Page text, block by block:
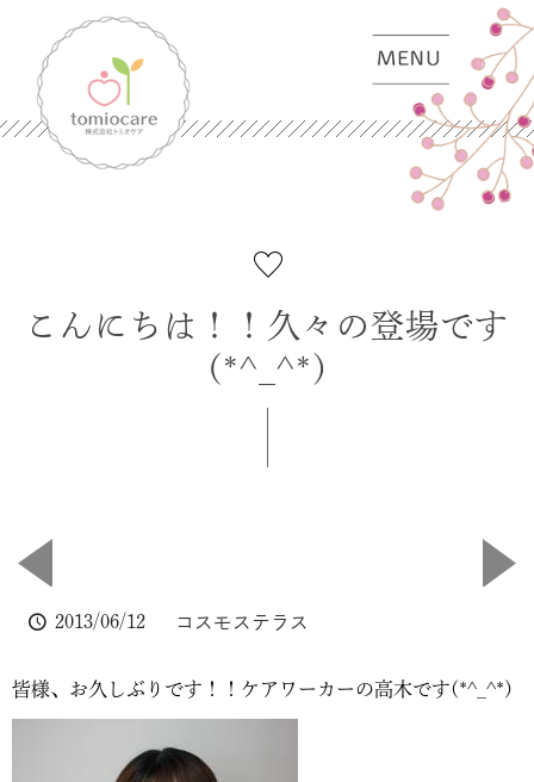
こんにちは！！久々の登場です
(*^_^*)
2013/06/12 コスモステラス
皆様、お久しぶりです！！ケアワーカーの高木です(*^_^*)